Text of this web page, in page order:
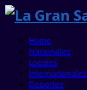
Home
Nacionales
Locales
Internacionales
Deportes